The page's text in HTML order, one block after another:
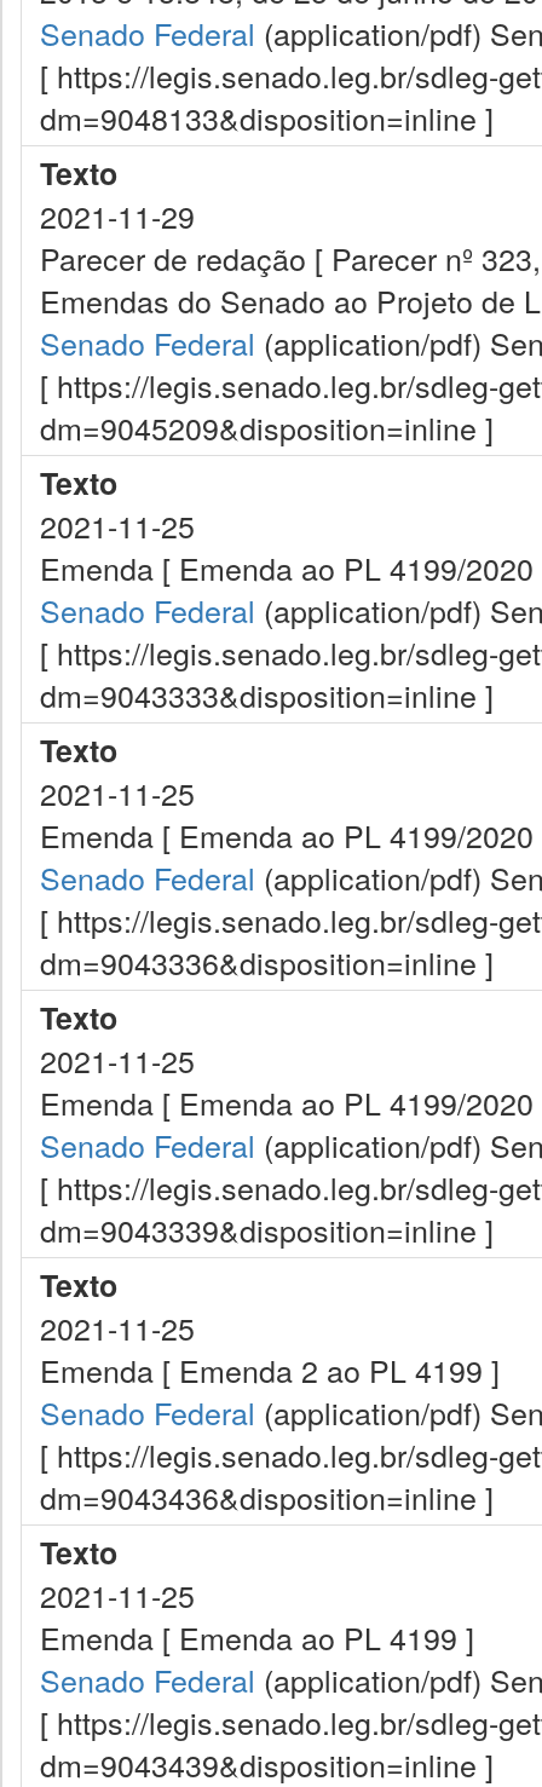
Senado Federal (application/pdf)
[ https://legis.senado.leg.br/sdleg-
dm=9048133&disposition=inline ]
Texto
2021-11-29
Parecer de redação [ Parecer nº
Emendas do Senado ao Projeto de
Senado Federal (application/pdf)
[ https://legis.senado.leg.br/sdleg-
dm=9045209&disposition=inline ]
Texto
2021-11-25
Emenda [ Emenda ao PL 4199/
Senado Federal (application/pdf)
[ https://legis.senado.leg.br/sdleg-
dm=9043333&disposition=inline ]
Texto
2021-11-25
Emenda [ Emenda ao PL 4199/
Senado Federal (application/pdf)
[ https://legis.senado.leg.br/sdleg-
dm=9043336&disposition=inline ]
Texto
2021-11-25
Emenda [ Emenda ao PL 4199/
Senado Federal (application/pdf)
[ https://legis.senado.leg.br/sdleg-
dm=9043339&disposition=inline ]
Texto
2021-11-25
Emenda [ Emenda 2 ao PL 4199 ]
Senado Federal (application/pdf)
[ https://legis.senado.leg.br/sdleg-
dm=9043436&disposition=inline ]
Texto
2021-11-25
Emenda [ Emenda ao PL 4199 ]
Senado Federal (application/pdf)
[ https://legis.senado.leg.br/sdleg-
dm=9043439&disposition=inline ]